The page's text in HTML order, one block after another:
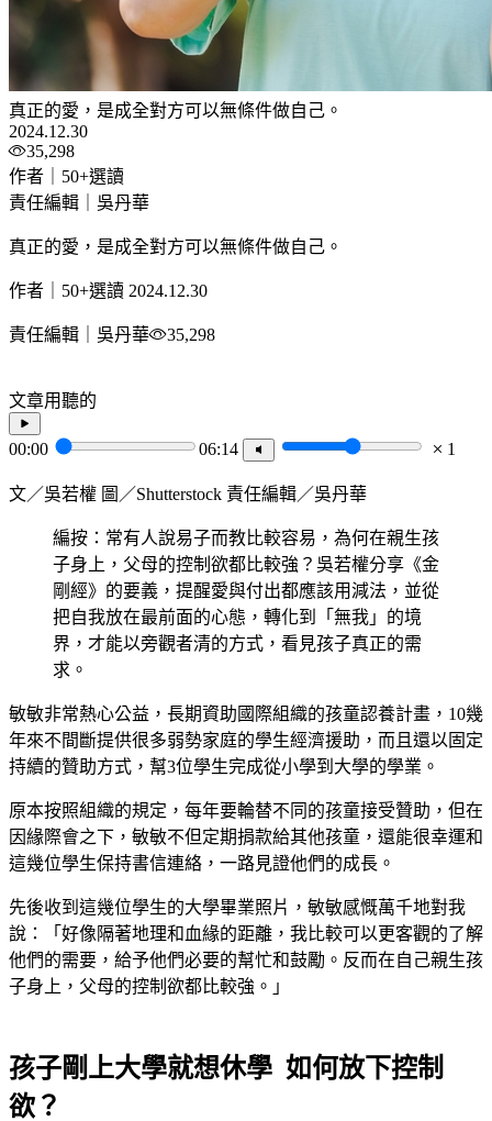
真正的愛，是成全對方可以無條件做自己。
2024.12.30
35,298
作者｜50+選讀
責任編輯｜吳丹華
真正的愛，是成全對方可以無條件做自己。
作者｜50+選讀 2024.12.30
責任編輯｜吳丹華 35,298
文章用聽的
00:00 06:14 1
文／吳若權 圖／Shutterstock 責任編輯／吳丹華
編按：常有人說易子而教比較容易，為何在親生孩
子身上，父母的控制欲都比較強？吳若權分享《金
剛經》的要義，提醒愛與付出都應該用減法，並從
把自我放在最前面的心態，轉化到「無我」的境
界，才能以旁觀者清的方式，看見孩子真正的需
求。
敏敏非常熱心公益，長期資助國際組織的孩童認養計畫，10幾
年來不間斷提供很多弱勢家庭的學生經濟援助，而且還以固定
持續的贊助方式，幫3位學生完成從小學到大學的學業。
原本按照組織的規定，每年要輪替不同的孩童接受贊助，但在
因緣際會之下，敏敏不但定期捐款給其他孩童，還能很幸運和
這幾位學生保持書信連絡，一路見證他們的成長。
先後收到這幾位學生的大學畢業照片，敏敏感慨萬千地對我
說：「好像隔著地理和血緣的距離，我比較可以更客觀的了解
他們的需要，給予他們必要的幫忙和鼓勵。反而在自己親生孩
子身上，父母的控制欲都比較強。」
孩子剛上大學就想休學 如何放下控制
欲？